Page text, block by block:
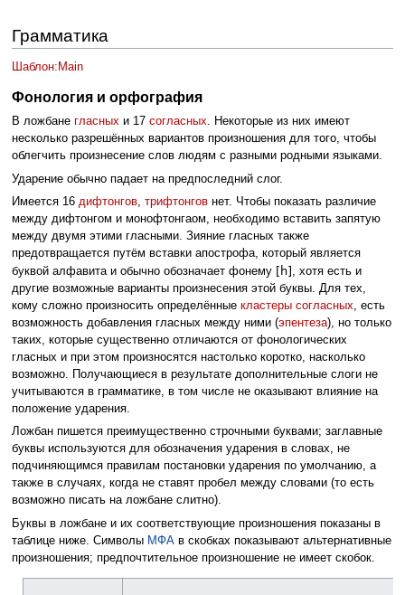
Грамматика
Шаблон:Main
Фонология и орфография
В ложбане гласныхи 17 согласных. Некоторые из них имеют
несколько разрешённых вариантов произношения для того, чтобы
облегчить произнесение слов людям с разными родными языками.
Ударение обычно падает на предпоследний слог.
Имеется 16 дифтонгов, трифтонговнет. Чтобы показать различие
между дифтонгом и монофтонгаом, необходимо вставить запятую
между двумя этими гласными. Зияние гласных также
предотвращается путём вставки апострофа, который является
буквой алфавита и обычно обозначает фонему [h] , хотя есть и
другие возможные варианты произнесения этой буквы. Для тех,
кому сложно произносить определённые кластеры согласных, есть
возможность добавления гласных между ними (эпентеза), но только
таких, которые существенно отличаются от фонологических
гласных и при этом произносятся настолько коротко, насколько
возможно. Получающиеся в результате дополнительные слоги не
учитываются в грамматике, в том числе не оказывают влияние на
положение ударения.
Ложбан пишется преимущественно строчными буквами; заглавные
буквы используются для обозначения ударения в словах, не
подчиняющимся правилам постановки ударения по умолчанию, а
также в случаях, когда не ставят пробел между словами (то есть
возможно писать на ложбане слитно).
Буквы в ложбане и их соответствующие произношения показаны в
таблице ниже. Символы МФАв скобках показывают альтернативные
произношения; предпочтительное произношение не имеет скобок.